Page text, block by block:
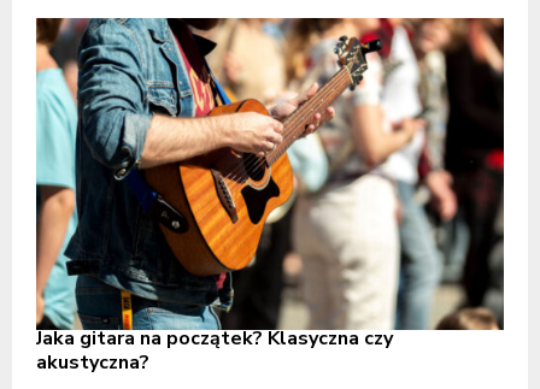
Jaka gitara na początek? Klasyczna czy
akustyczna?